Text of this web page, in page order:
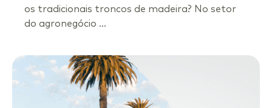
os tradicionais troncos de madeira? No setor
do agronegócio ...